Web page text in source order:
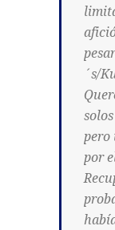
´s/
pero
por